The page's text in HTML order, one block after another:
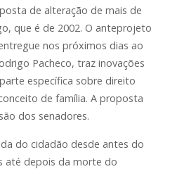
de alteração de mais de
que é de 2002. O anteprojeto
nos próximos dias ao
Pacheco, traz inovações
específica sobre direito
de família. A proposta
dos senadores.
do cidadão desde antes do
até depois da morte do